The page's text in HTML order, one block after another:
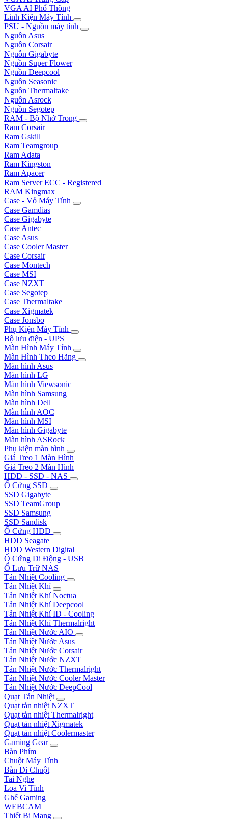
VGA AI Phổ Thông
Linh Kiện Máy Tính
PSU - Nguồn máy tính
Nguồn Asus
Nguồn Corsair
Nguồn Gigabyte
Nguồn Super Flower
Nguồn Deepcool
Nguồn Seasonic
Nguồn Thermaltake
Nguồn Asrock
Nguồn Segotep
RAM - Bộ Nhớ Trong
Ram Corsair
Ram Gskill
Ram Teamgroup
Ram Adata
Ram Kingston
Ram Apacer
Ram Server ECC - Registered
RAM Kingmax
Case - Vỏ Máy Tính
Case Gamdias
Case Gigabyte
Case Antec
Case Asus
Case Cooler Master
Case Corsair
Case Montech
Case MSI
Case NZXT
Case Segotep
Case Thermaltake
Case Xigmatek
Case Jonsbo
Phụ Kiện Máy Tính
Bộ lưu điện - UPS
Màn Hình Máy Tính
Màn Hình Theo Hãng
Màn hình Asus
Màn hình LG
Màn hình Viewsonic
Màn hình Samsung
Màn hình Dell
Màn hình AOC
Màn hình MSI
Màn hình Gigabyte
Màn hình ASRock
Phụ kiện màn hình
Giá Treo 1 Màn Hình
Giá Treo 2 Màn Hình
HDD - SSD - NAS
Ổ Cứng SSD
SSD Gigabyte
SSD TeamGroup
SSD Samsung
SSD Sandisk
Ổ Cứng HDD
HDD Seagate
HDD Western Digital
Ổ Cứng Di Động - USB
Ổ Lưu Trữ NAS
Tản Nhiệt Cooling
Tản Nhiệt Khí
Tản Nhiệt Khí Noctua
Tản Nhiệt Khí Deepcool
Tản Nhiệt Khí ID - Cooling
Tản Nhiệt Khí Thermalright
Tản Nhiệt Nước AIO
Tản Nhiệt Nước Asus
Tản Nhiệt Nước Corsair
Tản Nhiệt Nước NZXT
Tản Nhiệt Nước Thermalright
Tản Nhiệt Nước Cooler Master
Tản Nhiệt Nước DeepCool
Quạt Tản Nhiệt
Quạt tản nhiệt NZXT
Quạt tản nhiệt Thermalright
Quạt tản nhiệt Xigmatek
Quạt tản nhiệt Coolermaster
Gaming Gear
Bàn Phím
Chuột Máy Tính
Bàn Di Chuột
Tai Nghe
Loa Vi Tính
Ghế Gaming
WEBCAM
Thiết Bị Mạng